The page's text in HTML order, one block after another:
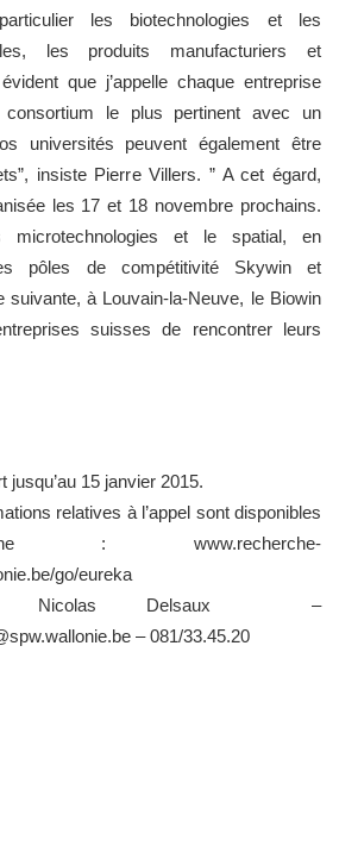
les biotechnologies et les
les produits manufacturiers et
que j’appelle chaque entreprise
le plus pertinent avec un
universités peuvent également être
insiste Pierre Villers. ” A cet égard,
les 17 et 18 novembre prochains.
et le spatial, en
pôles de compétitivité Skywin et
suivante, à Louvain-la-Neuve, le Biowin
suisses de rencontrer leurs
jusqu’au 15 janvier 2015.
relatives à l’appel sont disponibles
: www.recherche-
go/eureka
: Nicolas Delsaux –
– 081/33.45.20